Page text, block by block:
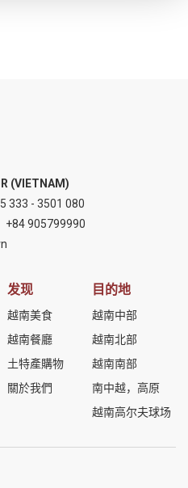
(VIETNAM)
333 - 3501 080
+84 905799990
发现
越南美食
越南餐廳
土特產購物
關於我們
目的地
越南中部
越南北部
越南南部
南中越，高原
越南高尔夫球场